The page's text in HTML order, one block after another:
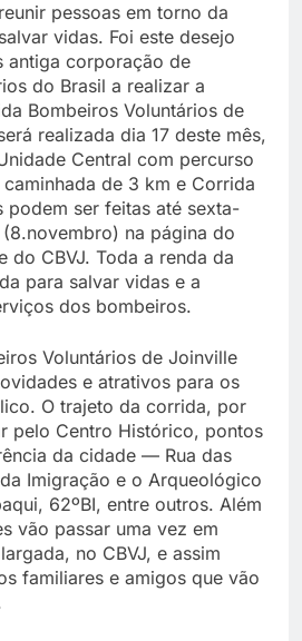
pessoas em torno da
vidas. Foi este desejo
antiga corporação de
do Brasil a realizar a
Bombeiros Voluntários de
realizada dia 17 deste mês,
Central com percurso
de 3 km e Corrida
ser feitas até sexta-
na página do
do CBVJ. Toda a renda da
para salvar vidas e a
dos bombeiros.
Voluntários de Joinville
e atrativos para os
O trajeto da corrida, por
pelo Centro Histórico, pontos
da cidade — Rua das
Imigração e o Arqueológico
62ºBI, entre outros. Além
vão passar uma vez em
no CBVJ, e assim
familiares e amigos que vão